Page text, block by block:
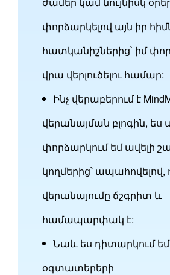
փորձարկելով այն իր
հատկանիշներից՝ իմ
վրա վերլուծելու համար:
Ինչ վերաբերում է
վերանայման բլոգին, ես
փորձարկում եմ ավելի
կողմերից՝ ապահովելով,
վերանայումը ճշգրիտ և
համապարփակ է:
Նաև ես դիտարկում եմ
օգտատերերի